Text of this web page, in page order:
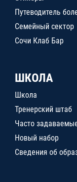
Путеводитель
Семейный сектор
Сочи Клаб Бар
ШКОЛА
Школа
Тренерский штаб
Часто
Новый набор
Сведения об